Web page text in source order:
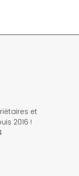
et
2016 !